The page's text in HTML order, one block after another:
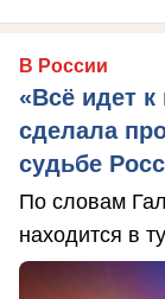
В России
«Всё идет к
сделала
судьбе
По словам
находится в